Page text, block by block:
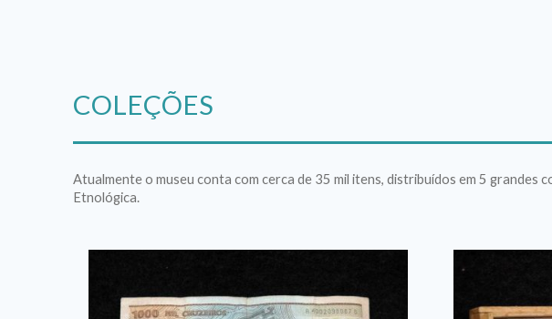
COLEÇÕES
Atualmente o museu conta com cerca de 35 mil itens, distribuídos em 5
Etnológica.